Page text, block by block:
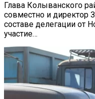
Глава Колыванского
совместно и директор
составе делегации от
участие…